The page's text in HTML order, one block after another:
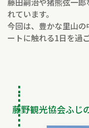
れています。
今回は、豊かな里山
ートに触れる1日を過
藤野観光協会ふじ